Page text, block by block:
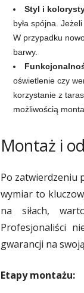
Styl i
była spójna.
W przypadku
barwy.
oświetlenie czy
korzystanie z
możliwością
Montaż i
Po zatwierdzeniu
wymiar to
na siłach,
Profesjonaliści
gwarancji na
Etapy montażu: